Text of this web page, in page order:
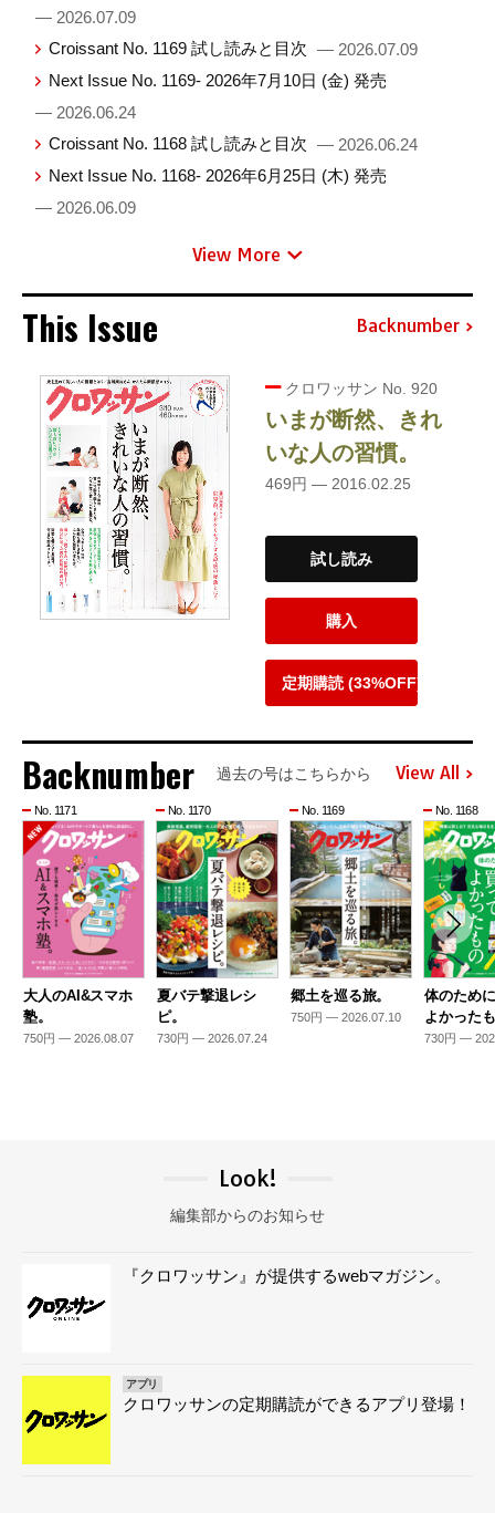
— 2026.07.09
Croissant No. 1169 試し読みと目次 — 2026.07.09
Next Issue No. 1169- 2026年7月10日 (金) 発売
— 2026.06.24
Croissant No. 1168 試し読みと目次 — 2026.06.24
Next Issue No. 1168- 2026年6月25日 (木) 発売
— 2026.06.09
View More
This Issue Backnumber
クロワッサン No. 920
いまが断然、きれ
いな人の習慣。
469円 — 2016.02.25
試し読み
購入
定期購読 (33%OFF)
Backnumber 過去の号はこちらから View All
No. 1171
大人のAI&スマホ
塾。
750円 — 2026.08.07
No. 1170
夏バテ撃退レシ
ピ。
730円 — 2026.07.24
No. 1169
郷土を巡る旅。
750円 — 2026.07.10
No. 1168
体のため
よかった
730円 —
Look!
編集部からのお知らせ
『クロワッサン』が提供するwebマガジン。
アプリ
クロワッサンの定期購読ができるアプリ登場！